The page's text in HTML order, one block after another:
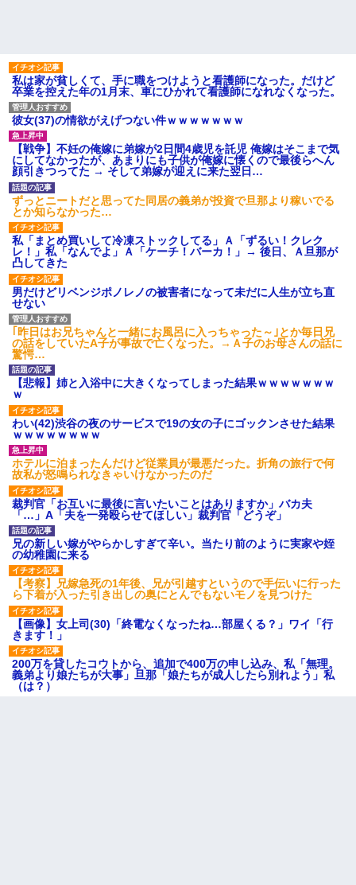
のお茶？」彼「ちっ！」私「」
【GIF】JSのカンチョーワロ
タ
後続車にクラクションを鳴ら
され彼氏が逆切れ。「何クラク
ション鳴らしてんだ！降りてこ
いよ！」と怒鳴りだし...
【衝撃】報酬100万円超の治験
募集がこちらｗｗｗｗｗ(※画像
あり)
【ネット騒然】惨殺されたタ
ワマン頂き女子のこの動画、す
げえええええｗｗｗｗｗｗｗｗ
ｗｗｗ
【愕然】白のクラウン俺氏、
高速道路左車線を制限速度で走
った結果wwwwwwwwwwww
百年の恋12-899 食べた量を
張り合ってくる
【悲報】佐藤輝明・・・２軍
でも盛大にやらかす←あまり悲
しませないでくれ
私は家が貧しくて、手に職をつけようと看護師になった。だけど
卒業を控えた年の1月末、車にひかれて看護師になれなくなった。
彼女(37)の情欲がえげつない件ｗｗｗｗｗｗｗ
【戦争】不妊の俺嫁に弟嫁が2日間4歳児を託児 俺嫁はそこまで気
にしてなかったが、あまりにも子供が俺嫁に懐くので最後らへん
顔引きつってた → そして弟嫁が迎えに来た翌日…
ずっとニートだと思ってた同居の義弟が投資で旦那より稼いでる
とか知らなかった…
私「まとめ買いして冷凍ストックしてる」Ａ「ずるい！クレク
レ！」私「なんでよ」Ａ「ケーチ！バーカ！」→ 後日、Ａ旦那が
凸してきた
男だけどリベンジポノレノの被害者になって未だに人生が立ち直
せない
｢昨日はお兄ちゃんと一緒にお風呂に入っちゃった～｣とか毎日兄
の話をしていたA子が事故で亡くなった。→Ａ子のお母さんの話に
驚愕…
【悲報】姉と入浴中に大きくなってしまった結果ｗｗｗｗｗｗｗ
ｗ
わい(42)渋谷の夜のサービスで19の女の子にゴックンさせた結果
ｗｗｗｗｗｗｗｗ
ホテルに泊まったんだけど従業員が最悪だった。折角の旅行で何
故私が怒鳴られなきゃいけなかったのだ
裁判官「お互いに最後に言いたいことはありますか」バカ夫
「…」A「夫を一発殴らせてほしい」裁判官「どうぞ」
兄の新しい嫁がやらかしすぎて辛い。当たり前のように実家や姪
の幼稚園に来る
【考察】兄嫁急死の1年後、兄が引越すというので手伝いに行った
ら下着が入った引き出しの奥にとんでもないモノを見つけた
【画像】女上司(30)「終電なくなったね…部屋くる？」ワイ「行
きます！」
200万を貸したコウトから、追加で400万の申し込み、私「無理。
義弟より娘たちが大事」旦那「娘たちが成人したら別れよう」私
（は？）